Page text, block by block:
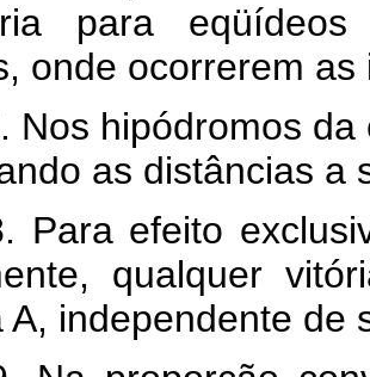
para
onde ocorrerem
Nos hipódromos
as distâncias a
Para efeito
qualquer
A, independente de